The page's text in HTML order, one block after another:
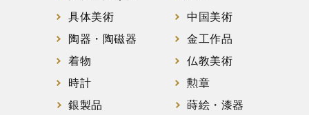
具体美術
中国美術
陶器・陶磁器
金工作品
着物
仏教美術
時計
勲章
銀製品
蒔絵・漆器